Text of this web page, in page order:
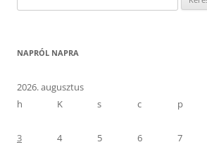
NAPRÓL NAPRA
2026. augusztus
h
K s c p
3
4 5 6 7